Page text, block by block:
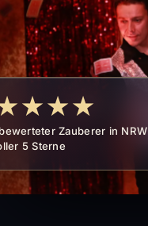
Zauberer in NRW
5 Sterne